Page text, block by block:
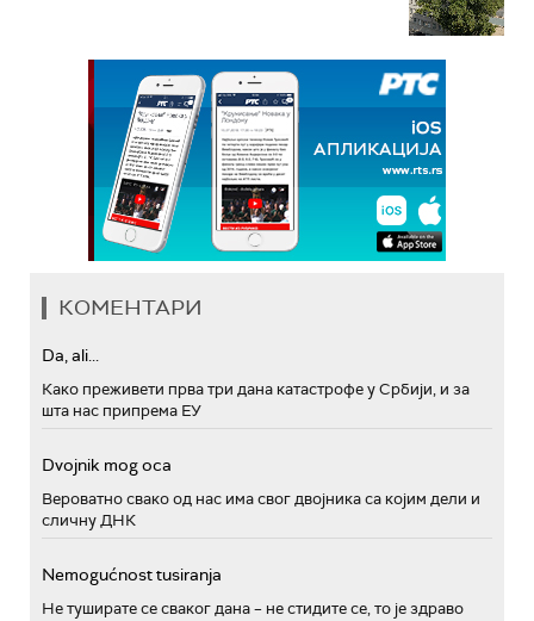
КОМЕНТАРИ
Da, ali...
Како преживети прва три дана катастрофе у Србији, и за
шта нас припрема ЕУ
Dvojnik mog oca
Вероватно свако од нас има свог двојника са којим дели и
сличну ДНК
Nemogućnost tusiranja
Не туширате се сваког дана – не стидите се, то је здраво